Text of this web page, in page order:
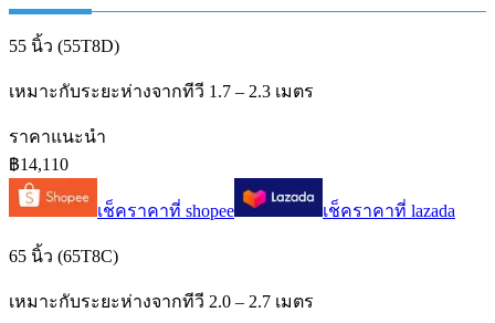
55 นิ้ว (55T8D)
เหมาะกับระยะห่างจากทีวี 1.7 – 2.3 เมตร
ราคาแนะนำ
฿14,110
เช็คราคาที่ shopee เช็คราคาที่ lazada
65 นิ้ว (65T8C)
เหมาะกับระยะห่างจากทีวี 2.0 – 2.7 เมตร